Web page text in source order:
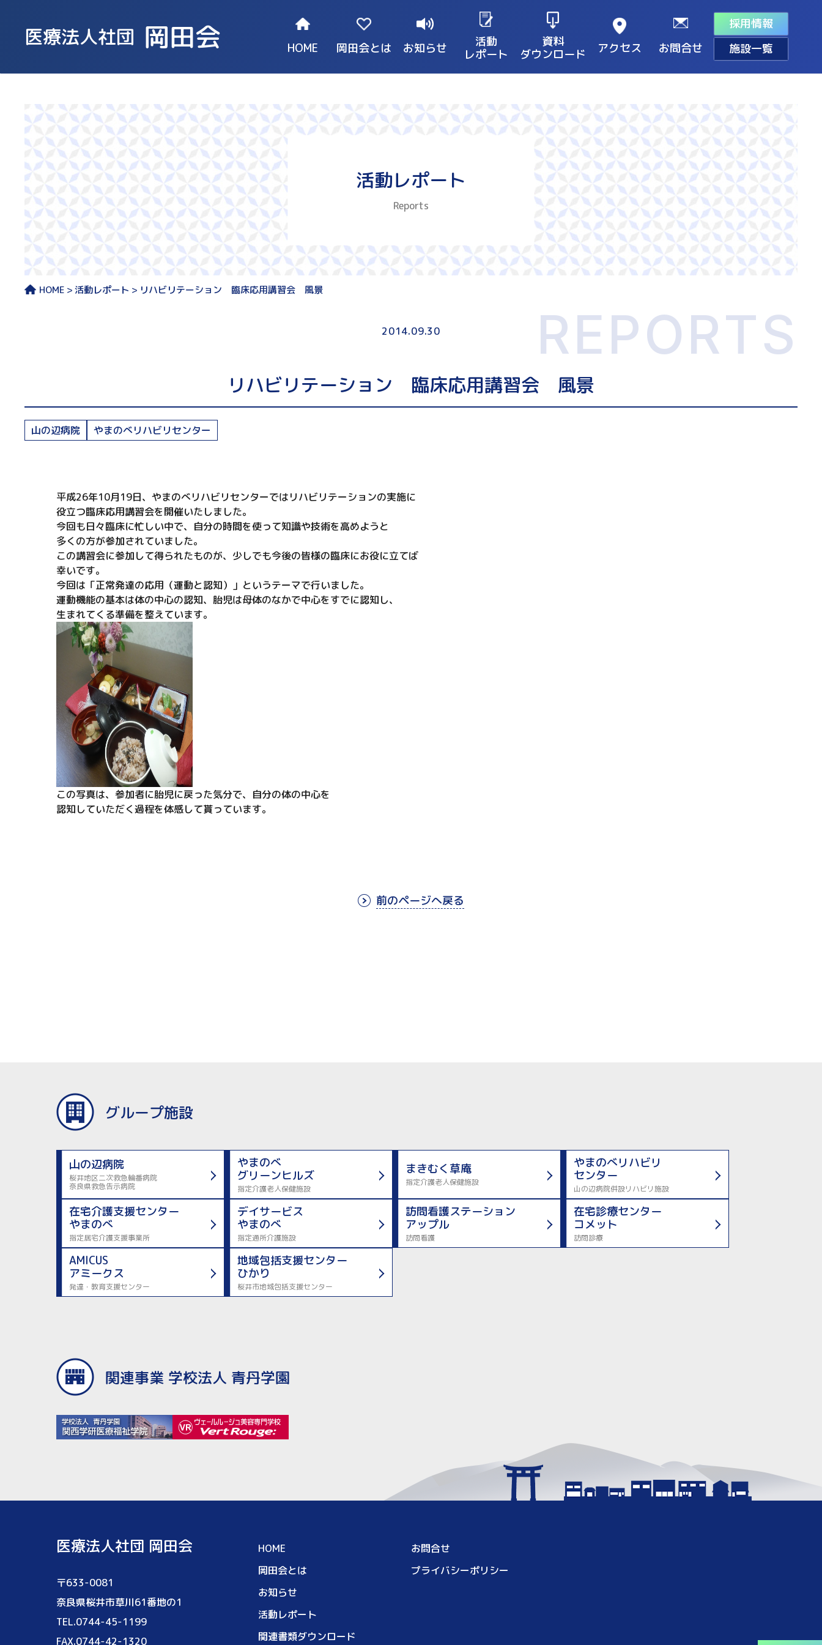
医療法人社団 岡田会 HOME 岡田会とは お知らせ
活動
レポート
資料
ダウンロード
アクセス お問合せ
採用情報
施設一覧
活動レポート
Reports
HOME 活動レポート リハビリテーション 臨床応用講習会 風景
2014.09.30 REPORTS
リハビリテーション 臨床応用講習会 風景
山の辺病院 やまのべリハビリセンター
平成26年10月19日、やまのべリハビリセンターではリハビリテーションの実施に
役立つ臨床応用講習会を開催いたしました。
今回も日々臨床に忙しい中で、自分の時間を使って知識や技術を高めようと
多くの方が参加されていました。
この講習会に参加して得られたものが、少しでも今後の皆様の臨床にお役に立てば
幸いです。
今回は「正常発達の応用（運動と認知）」というテーマで行いました。
運動機能の基本は体の中心の認知、胎児は母体のなかで中心をすでに認知し、
生まれてくる準備を整えています。
この写真は、参加者に胎児に戻った気分で、自分の体の中心を
認知していただく過程を体感して貰っています。
前のページへ戻る
グループ施設
山の辺病院
桜井地区二次救急輪番病院
奈良県救急告示病院
やまのべ
グリーンヒルズ
指定介護老人保健施設
まきむく草庵
指定介護老人保健施設
やまのべリハビリ
センター
山の辺病院併設リハビリ施設
在宅介護支援センター
やまのべ
指定居宅介護支援事業所
デイサービス
やまのべ
指定通所介護施設
訪問看護ステーション
アップル
訪問看護
在宅診療センター
コメット
訪問診療
AMICUS
アミークス
発達・教育支援センター
地域包括支援センター
ひかり
桜井市地域包括支援センター
関連事業 学校法人 青丹学園
医療法人社団 岡田会
〒633-0081
奈良県桜井市草川61番地の1
TEL.0744-45-1199
FAX.0744-42-1320
HOME
岡田会とは
お知らせ
活動レポート
関連書類ダウンロード
お問合せ
プライバシーポリシー